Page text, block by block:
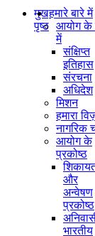
मुख
पृष्ठ
हमारे बारे में
आयोग के
में
संक्षिप्‍त
इतिहास
संरचना
अधिदेश
मिशन
हमारा
नागरिक
आयोग के
प्रकोष्ठ
और
अन्वेषण
प्रकोष्ठ
भारतीय